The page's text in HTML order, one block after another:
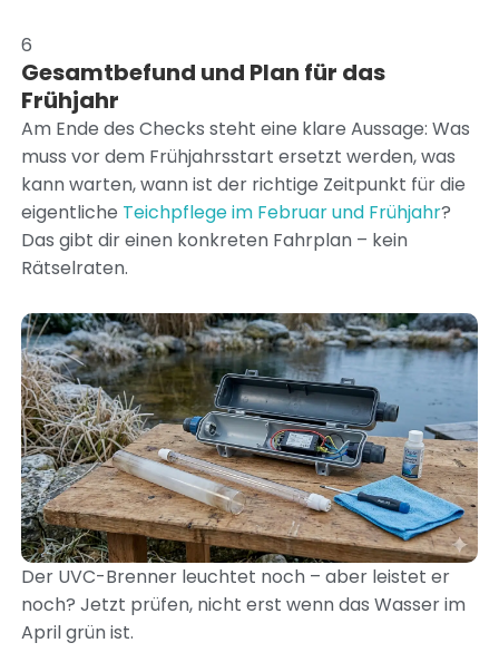
6
Gesamtbefund und Plan für das
Frühjahr
Am Ende des Checks steht eine klare Aussage: Was
muss vor dem Frühjahrsstart ersetzt werden, was
kann warten, wann ist der richtige Zeitpunkt für die
eigentliche Teichpflege im Februar und Frühjahr?
Das gibt dir einen konkreten Fahrplan – kein
Rätselraten.
Der UVC-Brenner leuchtet noch – aber leistet er
noch? Jetzt prüfen, nicht erst wenn das Wasser im
April grün ist.